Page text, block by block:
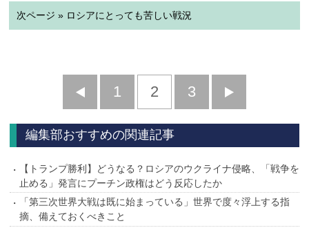
次ページ » ロシアにとっても苦しい戦況
前
へ
1 2 3
へ
編集部おすすめの関連記事
【トランプ勝利】どうなる？ロシアのウクライナ侵略、「戦争を
止める」発言にプーチン政権はどう反応したか
「第三次世界大戦は既に始まっている」世界で度々浮上する指
摘、備えておくべきこと